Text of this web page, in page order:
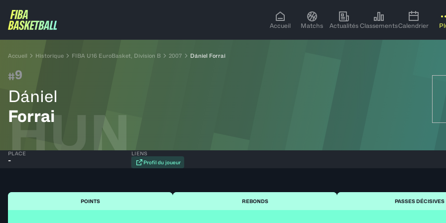
Accueil Matchs Actualités ClassementsCalendrier
Accueil Historique FIBA U16 EuroBasket, Division B 2007 Dániel Forrai
#9
Dániel
Forrai
HUN
PLACE
-
LIENS
Profil du joueur
POINTS REBONDS PASSES DÉCISIVES